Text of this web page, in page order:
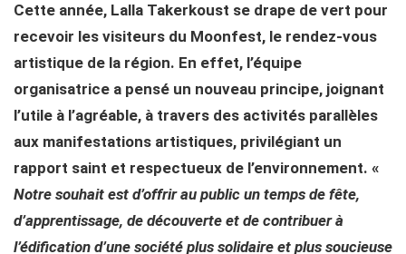
Cette année, Lalla Takerkoust se drape de vert pour
recevoir les visiteurs du Moonfest, le rendez-vous
artistique de la région. En effet, l’équipe
organisatrice a pensé un nouveau principe, joignant
l’utile à l’agréable, à travers des activités parallèles
aux manifestations artistiques, privilégiant un
rapport saint et respectueux de l’environnement. «
Notre souhait est d’offrir au public un temps de fête,
d’apprentissage, de découverte et de contribuer à
l’édification d’une société plus solidaire et plus soucieuse